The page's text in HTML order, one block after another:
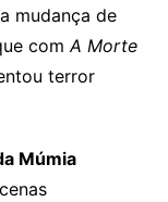
mudança de
comA Morte
terror
Múmia